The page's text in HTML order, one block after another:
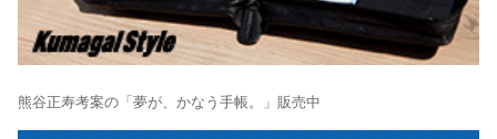
熊谷正寿考案の「夢が、かなう手帳。」販売中